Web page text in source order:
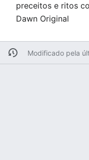
preceitos e ritos
Dawn Original